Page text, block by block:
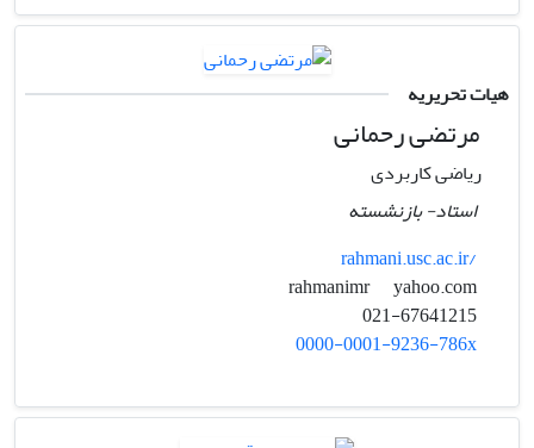
هیات تحریریه
مرتضی رحمانی
ریاضی کاربردی
استاد- بازنشسته
rahmani.usc.ac.ir/
yahoo.com
0000-0001-9236-786x